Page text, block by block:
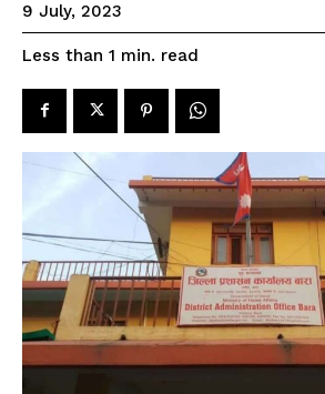
9 July, 2023
Less than 1 min. read